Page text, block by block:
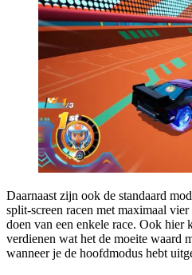
Daarnaast zijn ook de standaard
split-screen racen met maximaal
doen van een enkele race. Ook hier
verdienen wat het de moeite waard
wanneer je de hoofdmodus hebt